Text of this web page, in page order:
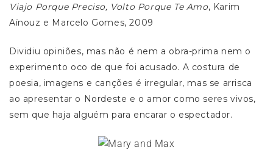
Viajo Porque Preciso, Volto Porque Te Amo, Karim
Aïnouz e Marcelo Gomes, 2009
Dividiu opiniões, mas não é nem a obra-prima nem o
experimento oco de que foi acusado. A costura de
poesia, imagens e canções é irregular, mas se arrisca
ao apresentar o Nordeste e o amor como seres vivos,
sem que haja alguém para encarar o espectador.